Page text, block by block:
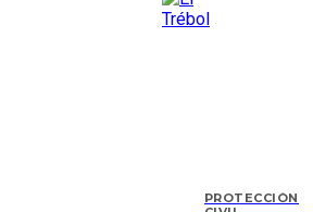
PROTECCIÓN